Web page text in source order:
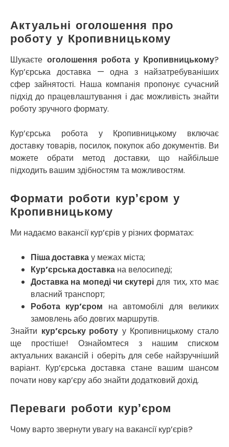
Актуальні оголошення про
роботу у Кропивницькому
Шукаєте оголошення робота у Кропивницькому?
Кур’єрська доставка — одна з найзатребуваніших
сфер зайнятості. Наша компанія пропонує сучасний
підхід до працевлаштування і дає можливість знайти
роботу зручного формату.
Кур’єрська робота у Кропивницькому включає
доставку товарів, посилок, покупок або документів. Ви
можете обрати метод доставки, що найбільше
підходить вашим здібностям та можливостям.
Формати роботи кур’єром у
Кропивницькому
Ми надаємо вакансії кур’єрів у різних форматах:
Піша доставкау межах міста;
Кур’єрська доставка на велосипеді;
Доставка на мопеді чи скутері для тих, хто має
власний транспорт;
Робота кур’єром на автомобілі для великих
замовлень або довгих маршрутів.
Знайти кур’єрську роботу у Кропивницькому стало
ще простіше! Ознайомтеся з нашим списком
актуальних вакансій і оберіть для себе найзручніший
варіант. Кур’єрська доставка стане вашим шансом
почати нову кар’єру або знайти додатковий дохід.
Переваги роботи кур’єром
Чому варто звернути увагу на вакансії кур’єрів?
Крихівці
Крюківщина
Крижанівка
Ладижин
Лісники
Лиманка
Лозова
Лубни
Луцьк
Львів
Малин
Марганець
Миргород
Нетішин
Ніжин
Микитинці
Миколаїв
Новоолександрівка
Новомосковськ
Новосілки
Нововолинськ
Обухів
Обухівка
Одеса
Острог
Павлоград
Переяслав
Первомайськ
Пісочин
Петропавлівська Борщагівка
Погреби